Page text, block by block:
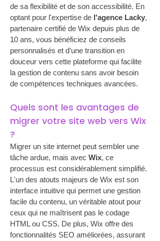
de sa flexibilité et de son accessibilité. En
optant pour l'expertise de l'agence Lacky,
partenaire certifié de Wix depuis plus de
10 ans, vous bénéficiez de conseils
personnalisés et d'une transition en
douceur vers cette plateforme qui facilite
la gestion de contenu sans avoir besoin
de compétences techniques avancées.
Quels sont les avantages de
migrer votre site web vers Wix
?
Migrer un site internet peut sembler une
tâche ardue, mais avec Wix, ce
processus est considérablement simplifié.
L'un des atouts majeurs de Wix est son
interface intuitive qui permet une gestion
facile du contenu, un véritable atout pour
ceux qui ne maîtrisent pas le codage
HTML ou CSS. De plus, Wix offre des
fonctionnalités SEO améliorées, assurant